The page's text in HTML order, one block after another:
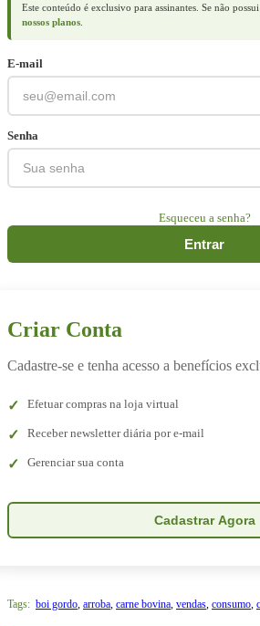
Este conteúdo é exclusivo para assinantes. Se não possui
nossos planos
E-mail
Senha
Esqueceu a senha?
Entrar
Criar Conta
Cadastre-se e tenha acesso a benefícios
Efetuar compras na loja virtual
Receber newsletter diária por e-mail
Gerenciar sua conta
Cadastrar Agora
Tags: boi gordo, arroba, carne bovina, vendas, consumo,